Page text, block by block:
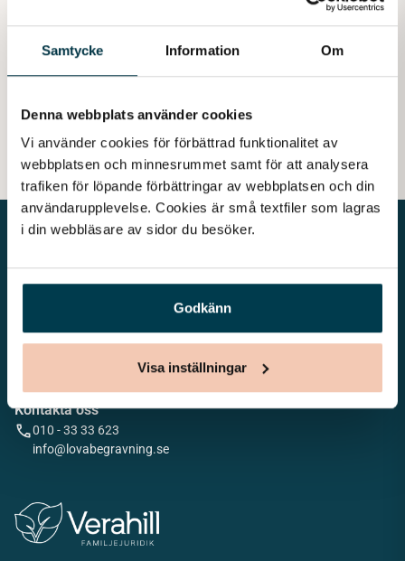
Samtycke Information Om
Denna webbplats använder cookies
Vi använder cookies för förbättrad funktionalitet av
webbplatsen och minnesrummet samt för att analysera
trafiken för löpande förbättringar av webbplatsen och din
användarupplevelse. Cookies är små textfiler som lagras
i din webbläsare av sidor du besöker.
Godkänn
Visa inställningar
Information om begravningen, när och vart den ska
Information om var minnesgåvor kan lämnas.
Vår begravningsbyrå är en del av Klarahill. Klarahill består av
kunniga lokala familjeföretag som är auktoriserade inom Sveriges
oss, både när det gäller bemötande och när vi utformar
skräddarsydda personliga begravningar.
Kontakta oss
010 - 33 33 623
info@lovabegravning.se